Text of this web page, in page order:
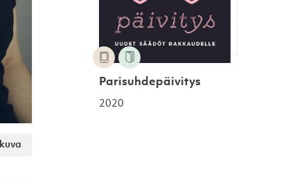
Parisuhdepäivitys
2020